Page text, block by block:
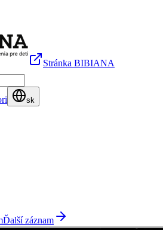
Stránka BIBIANA
sk
Ďalší záznam